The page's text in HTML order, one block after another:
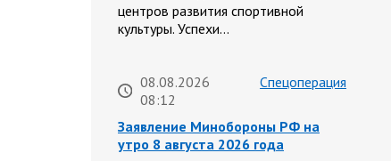
центров развития спортивной
культуры. Успехи…
08.08.2026
08:12
Спецоперация
Заявление Минобороны РФ на
утро 8 августа 2026 года